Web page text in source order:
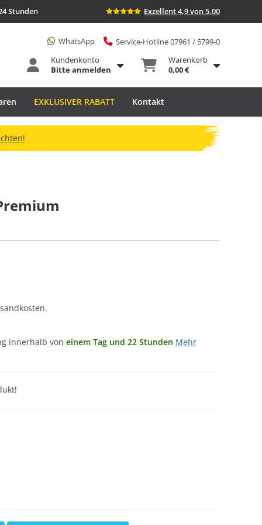
Stunden Exzellent 4,9 von 5,00
WhatsApp
Service-Hotline 07961 / 5799-0
Kundenkonto
Bitte anmelden
Warenkorb
0,00 €
EXKLUSIVER RABATT Kontakt
innerhalb von einem Tag und 22 Stunden Mehr